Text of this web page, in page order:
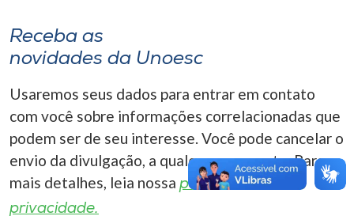
A-
Receba as
novidades da Unoesc
Usaremos seus dados para entrar em contato
com você sobre informações correlacionadas que
podem ser de seu interesse. Você pode cancelar o
envio da divulgação, a qualquer momento. Para
mais detalhes, leia nossa política de
privacidade.